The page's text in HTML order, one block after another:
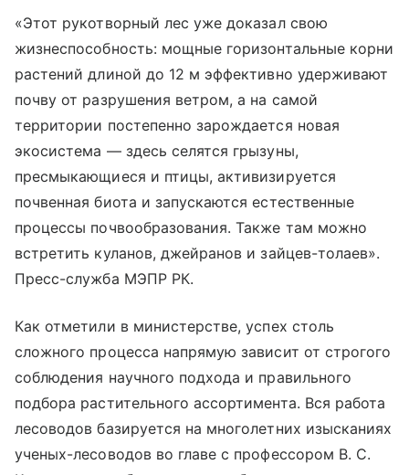
«Этот рукотворный лес уже доказал свою
жизнеспособность: мощные горизонтальные корни
растений длиной до 12 м эффективно удерживают
почву от разрушения ветром, а на самой
территории постепенно зарождается новая
экосистема — здесь селятся грызуны,
пресмыкающиеся и птицы, активизируется
почвенная биота и запускаются естественные
процессы почвообразования. Также там можно
встретить куланов, джейранов и зайцев-толаев».
Пресс-служба МЭПР РК.
Как отметили в министерстве, успех столь
сложного процесса напрямую зависит от строгого
соблюдения научного подхода и правильного
подбора растительного ассортимента. Вся работа
лесоводов базируется на многолетних изысканиях
ученых-лесоводов во главе с профессором В. С.